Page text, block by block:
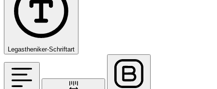
Legastheniker-Schriftart